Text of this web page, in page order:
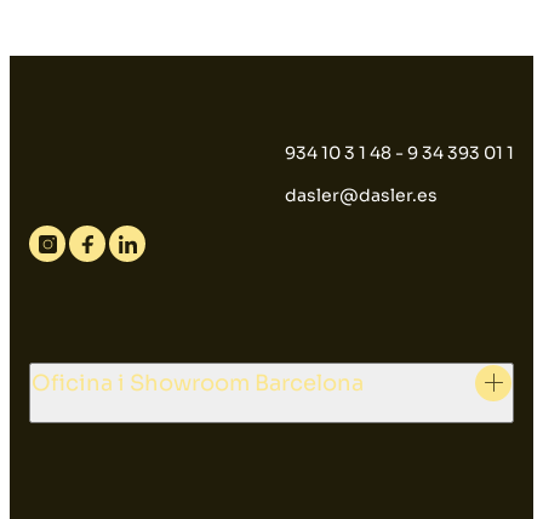
934 10 3 1 48 - 9 34 393 01 1
dasler@dasler.es
Instagram
FacebookLinkedin
Oficina i Showroom Barcelona